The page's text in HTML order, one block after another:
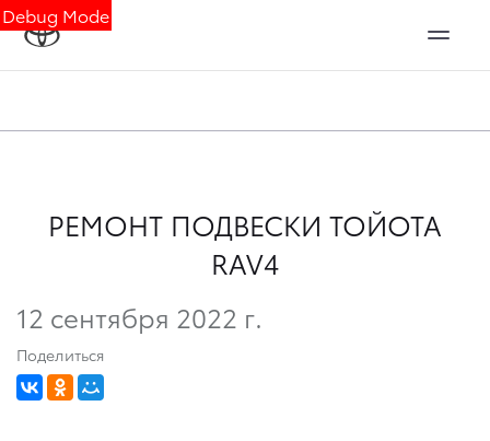
Debug Mode
РЕМОНТ ПОДВЕСКИ ТОЙОТА
RAV4
12 сентября 2022 г.
Поделиться